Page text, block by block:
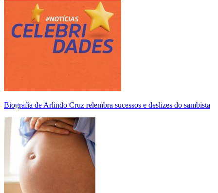
Biografia de Arlindo Cruz relembra sucessos e deslizes do sambista